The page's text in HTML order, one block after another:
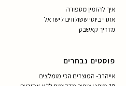
איך להזמין מספורה
אתרי ביוטי ששולחים לישראל
מדריך קאשבק
פוסטים נבחרים
אייהרב- המוצרים הכי מומלצים